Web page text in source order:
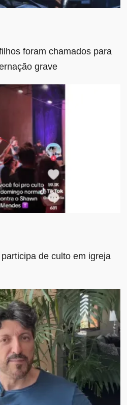
foram chamados para
grave
de culto em igreja